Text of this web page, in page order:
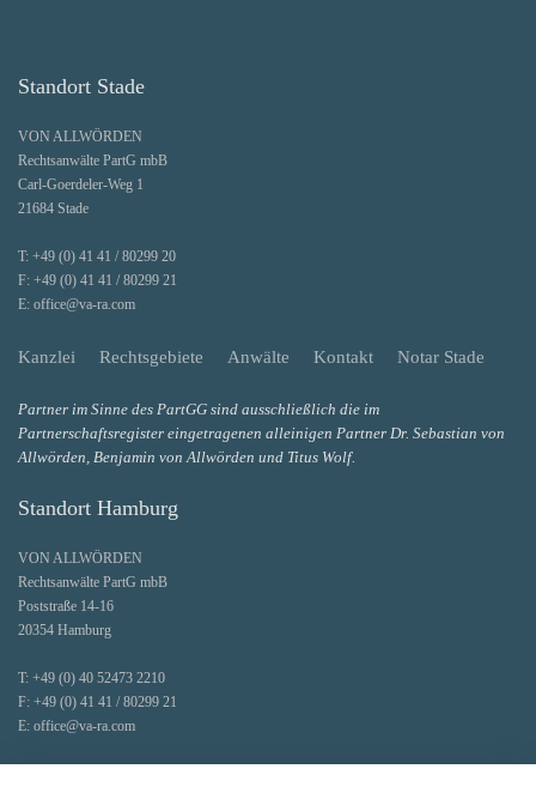
Standort Stade
VON ALLWÖRDEN
Rechtsanwälte PartG mbB
Carl-Goerdeler-Weg 1
21684 Stade
T: +49 (0) 41 41 / 80299 20
F: +49 (0) 41 41 / 80299 21
E: office@va-ra.com
Kanzlei Rechtsgebiete Anwälte Kontakt Notar Stade
Partner im Sinne des PartGG sind ausschließlich die im
Partnerschaftsregister eingetragenen alleinigen Partner Dr. Sebastian von
Allwörden, Benjamin von Allwörden und Titus Wolf.
Standort Hamburg
VON ALLWÖRDEN
Rechtsanwälte PartG mbB
Poststraße 14-16
20354 Hamburg
T: +49 (0) 40 52473 2210
F: +49 (0) 41 41 / 80299 21
E: office@va-ra.com